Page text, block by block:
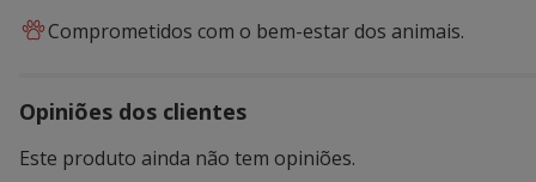
Comprometidos com o bem-estar dos animais.
Opiniões dos clientes
Este produto ainda não tem opiniões.